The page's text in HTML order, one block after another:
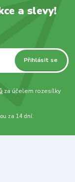
a slevy!
Přihlásit se
za účelem rozesílky
za 14 dní.